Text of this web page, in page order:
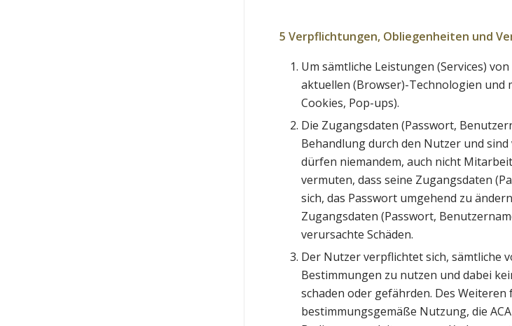
5 Verpflichtungen, Obliegenheiten und
Um sämtliche Leistungen (Services)
aktuellen (Browser)-Technologien und
Cookies, Pop-ups).
Die Zugangsdaten (Passwort,
Behandlung durch den Nutzer und
dürfen niemandem, auch nicht
vermuten, dass seine Zugangsdaten
sich, das Passwort umgehend zu
Zugangsdaten (Passwort,
verursachte Schäden.
Der Nutzer verpflichtet sich, sämtliche
Bestimmungen zu nutzen und dabei
schaden oder gefährden. Des
bestimmungsgemäße Nutzung, die